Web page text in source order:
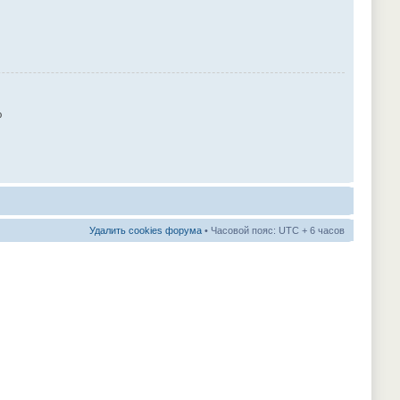
Удалить cookies форума • Часовой пояс: UTC + 6 часов